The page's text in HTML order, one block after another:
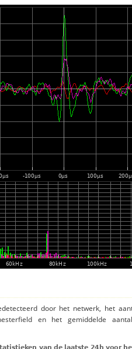
door het netwerk, het
en het gemiddelde